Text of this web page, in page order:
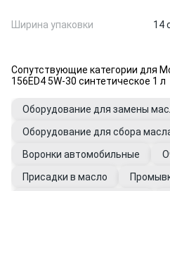
Ширина упаковки 14
Сопутствующие категории для
156ED4 5W-30 синтетическое 1 л
Оборудование для замены
Оборудование для сбора
Воронки автомобильные
Присадки в масло